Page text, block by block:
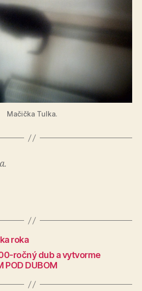
Mačička Tulka.
roka
ročný dub a vytvorme
POD DUBOM